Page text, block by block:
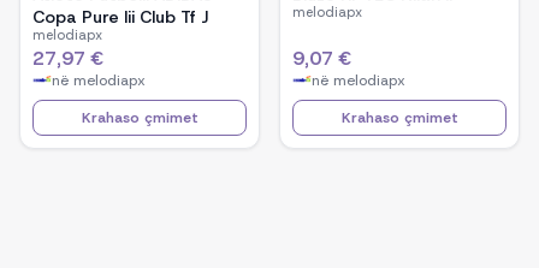
Copa Pure Iii Club Tf J
melodiapx
27,97 €
në melodiapx
Krahaso çmimet
melodiapx
9,07 €
në melodiapx
Krahaso çmimet